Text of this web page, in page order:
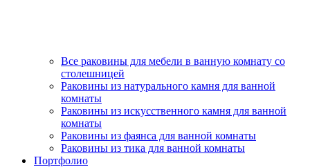
Все раковины для мебели в ванную комнату со
столешницей
Раковины из натурального камня для ванной
комнаты
Раковины из искусственного камня для ванной
комнаты
Раковины из фаянса для ванной комнаты
Раковины из тика для ванной комнаты
Портфолио